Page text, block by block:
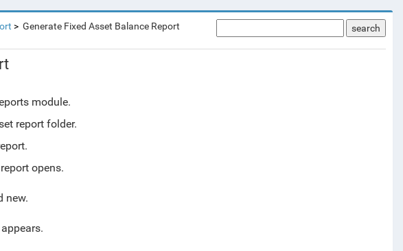
Generate Fixed Asset Balance Report search
module.
report folder.
opens.
new.